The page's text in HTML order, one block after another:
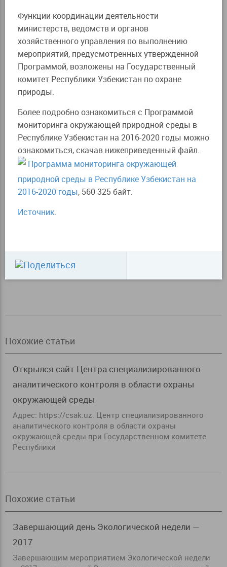
Функции координации деятельности
министерств, ведомств и органов
хозяйственного управления по выполнению
мероприятий, предусмотренных утвержденной
Программой, возложены на Государственный
комитет Республики Узбекистан по охране
природы.
Более подробно ознакомиться с Программой
мониторинга окружающей природной среды в
Республике Узбекистан на 2016-2020 годы можно
ознакомиться, скачав нижеприведенный файл.
Программа мониторинга окружающей
природной среды в Республике Узбекистан на
2016-2020 годы, 560 325 байт.
Источник.
Похожие статьи
Открылся сайт Центра специализированного
аналитического контроля в области охраны
окружающей среды
Адрес: https://csak.uz. Центр специализированного
аналитического контроля в области охраны
окружающей среды при Государственном комитете
Республики
Похожие статьи
Завершающий день Экологической недели —
2017
Завершающим мероприятием Экологической недели